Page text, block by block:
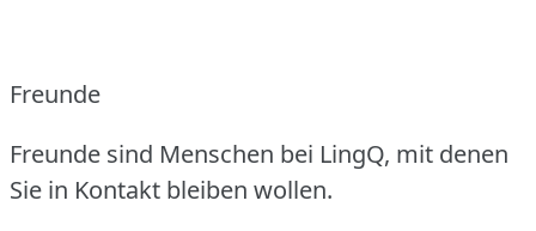
Freunde
Freunde sind Menschen bei LingQ, mit denen
Sie in Kontakt bleiben wollen.